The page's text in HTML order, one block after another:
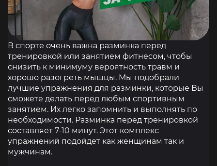
В спорте очень важна разминка перед
тренировкой или занятием фитнесом, чтобы
снизить к минимуму вероятность травм и
хорошо разогреть мышцы. Мы подобрали
лучшие упражнения для разминки, которые Вы
сможете делать перед любым спортивным
занятием. Их легко запомнить и выполнять по
необходимости. Разминка перед тренировкой
составляет 7-10 минут. Этот комплекс
упражнений подойдет как женщинам так и
мужчинам.